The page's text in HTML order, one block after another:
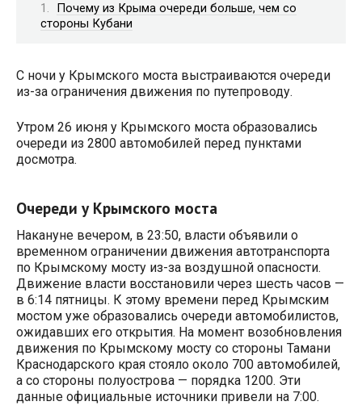
Почему из Крыма очереди больше, чем со
стороны Кубани
С ночи у Крымского моста выстраиваются очереди
из-за ограничения движения по путепроводу.
Утром 26 июня у Крымского моста образовались
очереди из 2800 автомобилей перед пунктами
досмотра.
Очереди у Крымского моста
Накануне вечером, в 23:50, власти объявили о
временном ограничении движения автотранспорта
по Крымскому мосту из-за воздушной опасности.
Движение власти восстановили через шесть часов —
в 6:14 пятницы. К этому времени перед Крымским
мостом уже образовались очереди автомобилистов,
ожидавших его открытия. На момент возобновления
движения по Крымскому мосту со стороны Тамани
Краснодарского края стояло около 700 автомобилей,
а со стороны полуострова — порядка 1200. Эти
данные официальные источники привели на 7:00.